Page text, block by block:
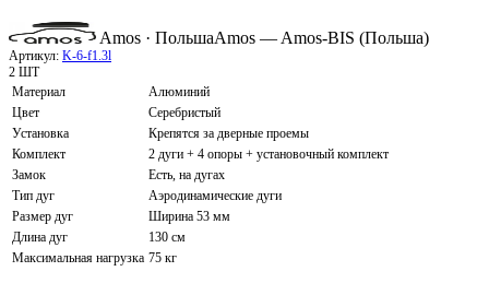
Amos · ПольшаAmos — Amos-BIS (Польша)
Артикул: K-6-f1.3l
2 ШТ
Материал
Алюминий
Цвет
Серебристый
Установка
Крепятся за дверные проемы
Комплект
2 дуги + 4 опоры + установочный комплект
Замок
Есть, на дугах
Тип дуг
Аэродинамические дуги
Размер дуг
Ширина 53 мм
Длина дуг
130 см
Максимальная нагрузка 75 кг